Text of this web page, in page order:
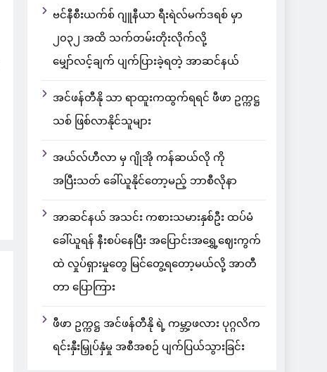
ဗင်နီစီးယက်စ် ဂျူနီယာ ရီးရဲလ်မက်ဒရစ် မှာ
၂၀၃၂ အထိ သက်တမ်းတိုးလိုက်လို့
မျှော်လင့်ချက် ပျက်ပြားခဲ့ရတဲ့ အာဆင်နယ်
အင်ဖန်တီနို သာ ရာထူးကထွက်ရရင် ဖီဖာ ဥက္ကဋ္ဌ
သစ် ဖြစ်လာနိုင်သူများ
အယ်လ်ဟီလာ မှ ဂျိုအို ကန်ဆယ်လို ကို
အပြီးသတ် ခေါ်ယူနိုင်တော့မည့် ဘာစီလိုနာ
အာဆင်နယ် အသင်း ကစားသမားနှစ်ဦး ထပ်မံ
ခေါ်ယူရန် နီးစပ်နေပြီး အပြောင်းအရွှေ့ဈေးကွက်
ထဲ လှုပ်ရှားမှုတွေ မြင်တွေ့ရတော့မယ်လို့ အာတီ
တာ ပြောကြား
ဖီဖာ ဥက္ကဋ္ဌ အင်ဖန်တီနို ရဲ့ ကမ္ဘာ့ဖလား ပုဂ္ဂလိက
ရင်းနှီးမြှုပ်နှံမှု အစီအစဉ် ပျက်ပြယ်သွားခြင်း